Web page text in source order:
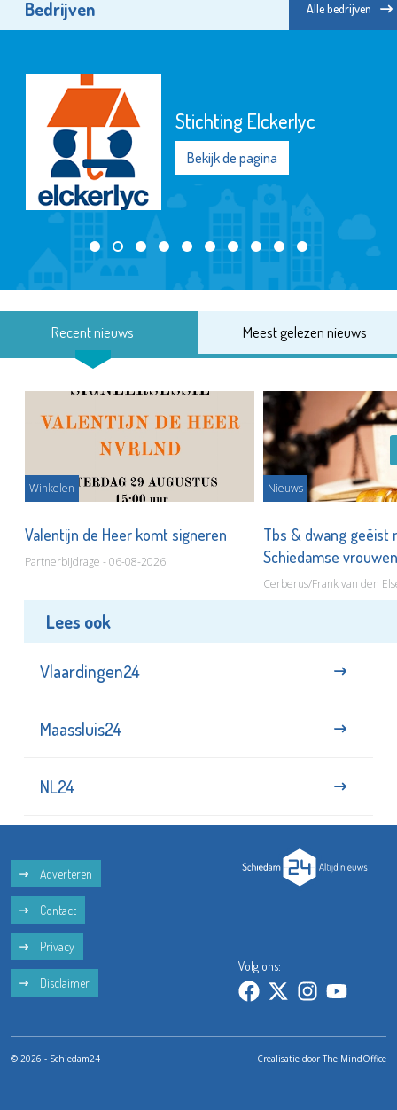
Bedrijven Alle bedrijven
Stichting Elckerlyc
Bekijk de pagina
Recent nieuws Meest gelezen nieuws
Winkelen
Valentijn de Heer komt signeren
Partnerbijdrage - 06-08-2026
Nieuws
Tbs & dwang geëist
Schiedamse
Cerberus/Frank van den
Lees ook
Vlaardingen24
Maassluis24
NL24
Adverteren
Contact
Privacy
Disclaimer
Volg ons:
© 2026 - Schiedam24 Crealisatie doorThe MindOffice